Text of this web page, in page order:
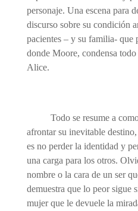
personaje. Una escena para
discurso sobre su condición
pacientes – y su familia- que
donde Moore, condensa
Alice.
Todo se resume a como
afrontar su inevitable
es no perder la identidad y
una carga para los otros.
nombre o la cara de un ser
demuestra que lo peor sigue
mujer que le devuele la